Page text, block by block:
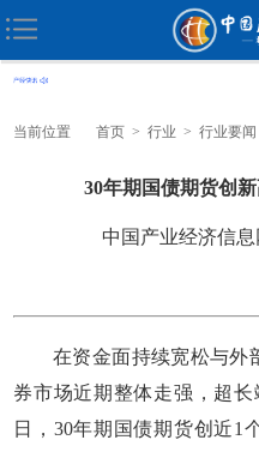
当前位置 首页 > 行业 > 行业要闻
30年期国债期货创
中国产业经济信
在资金面持续宽松与外
券市场近期整体走强，超
日，30年期国债期货创近1